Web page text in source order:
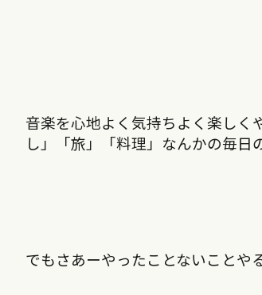
音楽を心地よく気持ちよく楽しく
し」「旅」「料理」なんかの毎日
でもさあーやったことないことや